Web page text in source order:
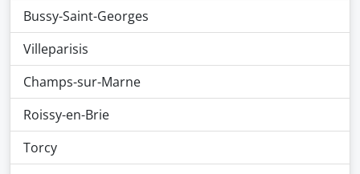
Bussy-Saint-Georges
Villeparisis
Champs-sur-Marne
Roissy-en-Brie
Torcy